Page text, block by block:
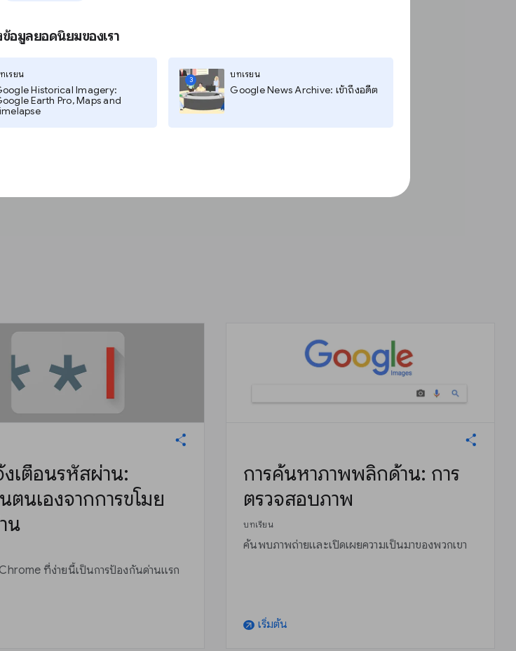
อมูลยอดนิยมของเรา
เรียน
Historical Imagery:
Earth Pro, Maps and
3
บทเรียน
Google News Archive: เข้าถึงอดีต
งเตือนรหัสผ่าน:
ตนเองจากการขโมย
น
ที่ง่ายนี้เป็นการป้องกันด่านแรก
การค้นหาภาพพลิกด้าน: การ
ตรวจสอบภาพ
บทเรียน
ค้นพบภาพถ่ายและเปิดเผยความเป็นมาของพวกเขา
arrow_outward เริ่มต้น